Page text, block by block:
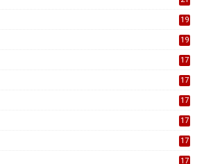
19
19
17
17
17
17
17
17